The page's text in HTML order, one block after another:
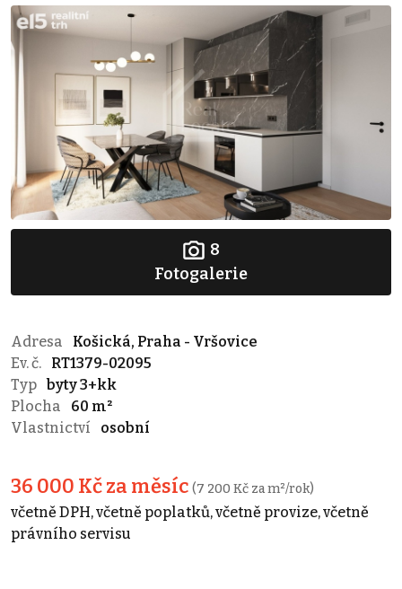
8
Fotogalerie
Adresa
Košická, Praha - Vršovice
Ev. č.
RT1379-02095
Typ byty 3+kk
Plocha
60 m²
Vlastnictví
osobní
36 000 Kč za měsíc (7 200 Kč za m²/rok)
včetně DPH, včetně poplatků, včetně provize, včetně
právního servisu